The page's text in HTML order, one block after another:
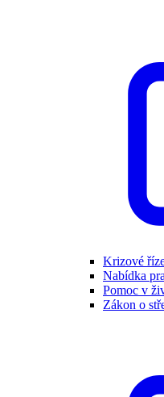
Krizové
Nabídka
Pomoc v
Zákon o